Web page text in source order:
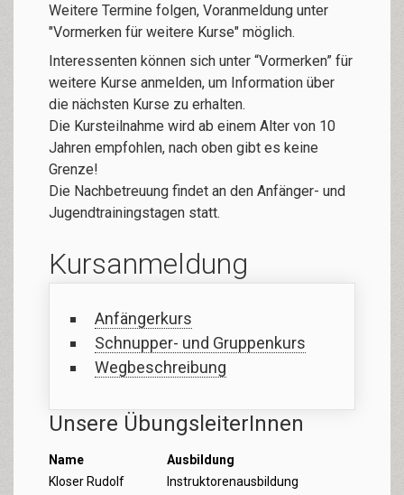
Weitere Termine folgen, Voranmeldung unter
"Vormerken für weitere Kurse" möglich.
Interessenten können sich unter “Vormerken” für
weitere Kurse anmelden, um Information über
die nächsten Kurse zu erhalten.
Die Kursteilnahme wird ab einem Alter von 10
Jahren empfohlen, nach oben gibt es keine
Grenze!
Die Nachbetreuung findet an den Anfänger- und
Jugendtrainingstagen statt.
Kursanmeldung
Anfängerkurs
Schnupper- und Gruppenkurs
Wegbeschreibung
Unsere ÜbungsleiterInnen
Name
Ausbildung
Kloser Rudolf
Instruktorenausbildung